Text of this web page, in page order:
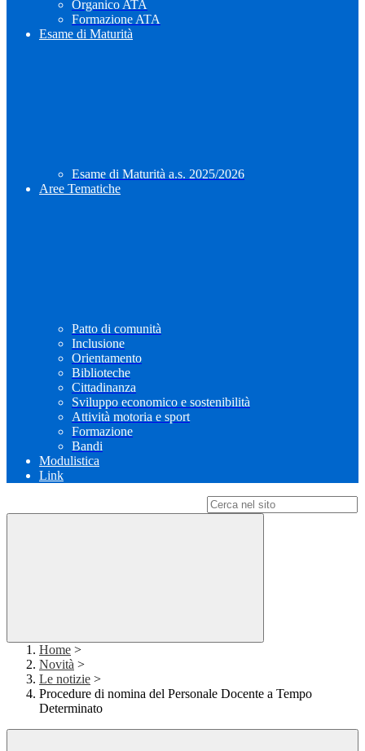
Organico ATA
Formazione ATA
Esame di Maturità
Esame di Maturità a.s. 2025/2026
Aree Tematiche
Patto di comunità
Inclusione
Orientamento
Biblioteche
Cittadinanza
Sviluppo economico e sostenibilità
Attività motoria e sport
Formazione
Bandi
Modulistica
Link
Home >
Novità >
Le notizie >
Procedure di nomina del Personale Docente a Tempo
Determinato